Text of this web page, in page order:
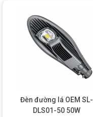
Đèn đường lá OEM SL-
DLS01-50 50W